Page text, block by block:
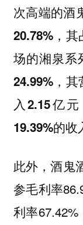
次高端的酒
20.78%，
场的湘泉系
24.99%，
入2.15亿
19.39%的收
此外，酒鬼
参毛利率
利率